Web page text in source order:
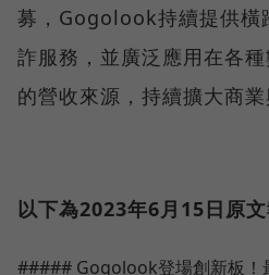
募，Gogolook持續提供橫
詐服務，並廣泛應用在各
的營收來源，持續擴大商業
以下為2023年6月15日原
##### Gogolook登場創新板！